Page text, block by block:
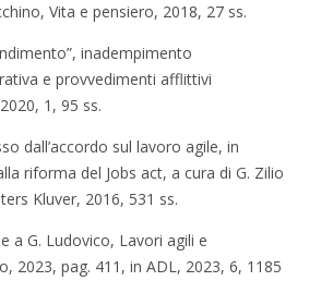
Vita e pensiero, 2018, 27 ss.
inadempimento
e provvedimenti afflittivi
1, 95 ss.
dall’accordo sul lavoro agile, in
riforma del Jobs act, a cura di G. Zilio
Kluver, 2016, 531 ss.
a G. Ludovico, Lavori agili e
2023, pag. 411, in ADL, 2023, 6, 1185